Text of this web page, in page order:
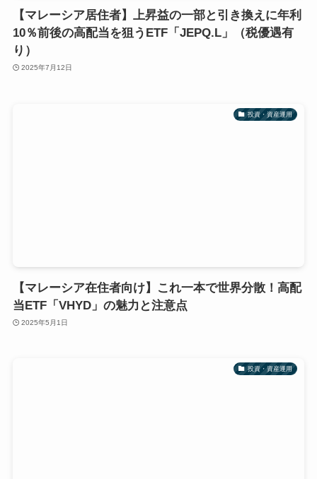
【マレーシア居住者】上昇益の一部と引き換えに年利
10％前後の高配当を狙うETF「JEPQ.L」（税優遇有
り）
2025年7月12日
投資・資産運用
【マレーシア在住者向け】これ一本で世界分散！高配
当ETF「VHYD」の魅力と注意点
2025年5月1日
投資・資産運用